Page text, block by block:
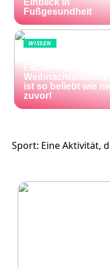
Einblick in
Fußgesundheit
WISSEN
Fieber – die El
Weihnachtslotterie
ist so beliebt wie
zuvor!
Sport: Eine Aktivität,